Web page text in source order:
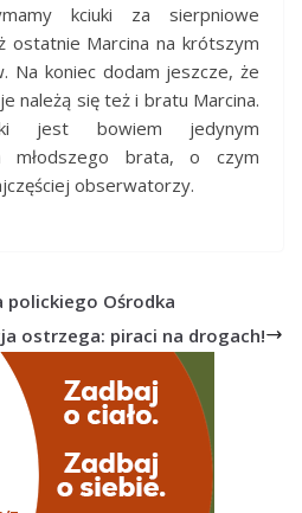
kciuki za sierpniowe
ostatnie Marcina na krótszym
Na koniec dodam jeszcze, że
należą się też i bratu Marcina.
jest bowiem jedynym
młodszego brata, o czym
obserwatorzy.
polickiego Ośrodka
ostrzega: piraci na drogach!